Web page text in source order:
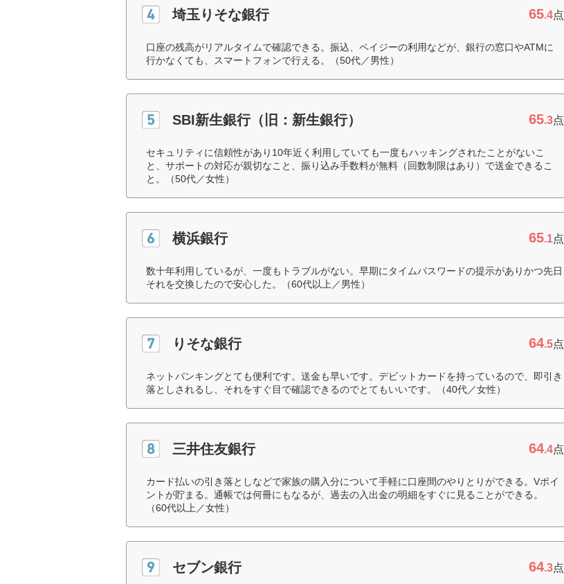
埼玉りそな銀行 65.4点
口座の残高がリアルタイムで確認できる。振込、ペイジーの利用などが、銀行の窓口やATMに
行かなくても、スマートフォンで行える。（50代／男性）
SBI新生銀行（旧：新生銀行） 65.3点
セキュリティに信頼性があり10年近く利用していても一度もハッキングされたことがないこ
と、サポートの対応が親切なこと、振り込み手数料が無料（回数制限はあり）で送金できるこ
と。（50代／女性）
横浜銀行 65.1点
数十年利用しているが、一度もトラブルがない。早期にタイムパスワードの提示がありかつ先日
それを交換したので安心した。（60代以上／男性）
りそな銀行 64.5点
ネットバンキングとても便利です。送金も早いです。デビットカードを持っているので、即引き
落としされるし、それをすぐ目で確認できるのでとてもいいです。（40代／女性）
三井住友銀行 64.4点
カード払いの引き落としなどで家族の購入分について手軽に口座間のやりとりができる。Vポイ
ントが貯まる。通帳では何冊にもなるが、過去の入出金の明細をすぐに見ることができる。
（60代以上／女性）
セブン銀行 64.3点